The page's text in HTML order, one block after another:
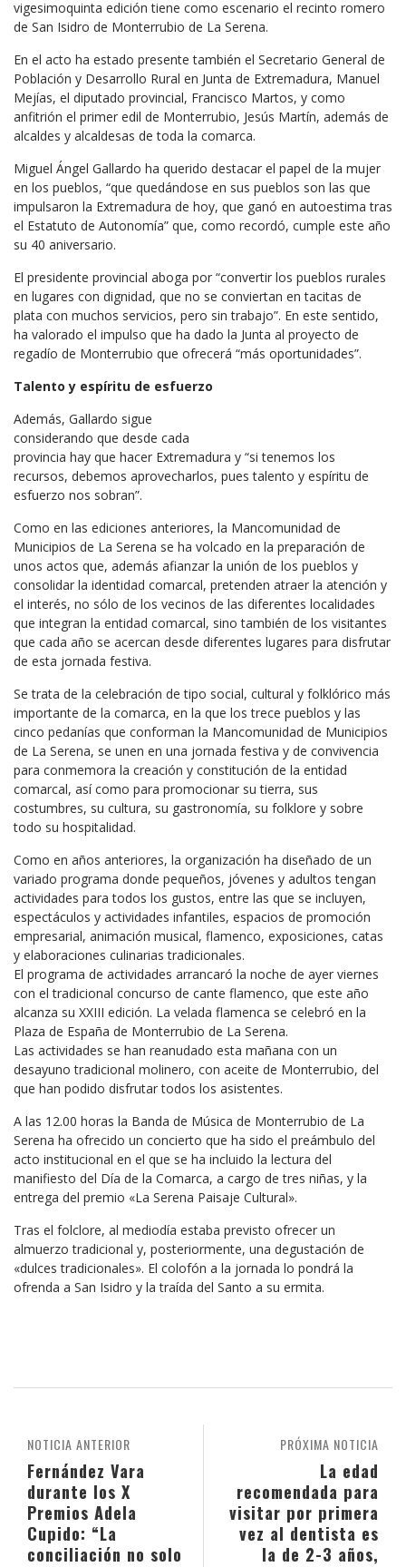
vigesimoquinta edición tiene como escenario el recinto romero
de San Isidro de Monterrubio de La Serena.
En el acto ha estado presente también el Secretario General de
Población y Desarrollo Rural en Junta de Extremadura, Manuel
Mejías, el diputado provincial, Francisco Martos, y como
anfitrión el primer edil de Monterrubio, Jesús Martín, además de
alcaldes y alcaldesas de toda la comarca.
Miguel Ángel Gallardo ha querido destacar el papel de la mujer
en los pueblos, “que quedándose en sus pueblos son las que
impulsaron la Extremadura de hoy, que ganó en autoestima tras
el Estatuto de Autonomía” que, como recordó, cumple este año
su 40 aniversario.
El presidente provincial aboga por “convertir los pueblos rurales
en lugares con dignidad, que no se conviertan en tacitas de
plata con muchos servicios, pero sin trabajo”. En este sentido,
ha valorado el impulso que ha dado la Junta al proyecto de
regadío de Monterrubio que ofrecerá “más oportunidades”.
Talento y espíritu de esfuerzo
Además, Gallardo sigue
considerando que desde cada
provincia hay que hacer Extremadura y “si tenemos los
recursos, debemos aprovecharlos, pues talento y espíritu de
esfuerzo nos sobran”.
Como en las ediciones anteriores, la Mancomunidad de
Municipios de La Serena se ha volcado en la preparación de
unos actos que, además afianzar la unión de los pueblos y
consolidar la identidad comarcal, pretenden atraer la atención y
el interés, no sólo de los vecinos de las diferentes localidades
que integran la entidad comarcal, sino también de los visitantes
que cada año se acercan desde diferentes lugares para disfrutar
de esta jornada festiva.
Se trata de la celebración de tipo social, cultural y folklórico más
importante de la comarca, en la que los trece pueblos y las
cinco pedanías que conforman la Mancomunidad de Municipios
de La Serena, se unen en una jornada festiva y de convivencia
para conmemora la creación y constitución de la entidad
comarcal, así como para promocionar su tierra, sus
costumbres, su cultura, su gastronomía, su folklore y sobre
todo su hospitalidad.
Como en años anteriores, la organización ha diseñado de un
variado programa donde pequeños, jóvenes y adultos tengan
actividades para todos los gustos, entre las que se incluyen,
espectáculos y actividades infantiles, espacios de promoción
empresarial, animación musical, flamenco, exposiciones, catas
y elaboraciones culinarias tradicionales.
El programa de actividades arrancaró la noche de ayer viernes
con el tradicional concurso de cante flamenco, que este año
alcanza su XXIII edición. La velada flamenca se celebró en la
Plaza de España de Monterrubio de La Serena.
Las actividades se han reanudado esta mañana con un
desayuno tradicional molinero, con aceite de Monterrubio, del
que han podido disfrutar todos los asistentes.
A las 12.00 horas la Banda de Música de Monterrubio de La
Serena ha ofrecido un concierto que ha sido el preámbulo del
acto institucional en el que se ha incluido la lectura del
manifiesto del Día de la Comarca, a cargo de tres niñas, y la
entrega del premio «La Serena Paisaje Cultural».
Tras el folclore, al mediodía estaba previsto ofrecer un
almuerzo tradicional y, posteriormente, una degustación de
«dulces tradicionales». El colofón a la jornada lo pondrá la
ofrenda a San Isidro y la traída del Santo a su ermita.
PRÓXIMA NOTICIA
La edad
recomendada para
visitar por primera
vez al dentista es
la de 2-3 años,
NOTICIA ANTERIOR
Fernández Vara
durante los X
Premios Adela
Cupido: “La
conciliación no solo